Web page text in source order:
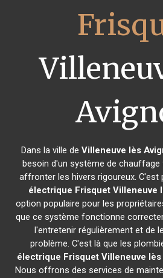
Dans la ville deVilleneuve lès
besoin d'un système de
affronter les hivers rigoureux. C'est
électrique Frisquet Villeneuve
option populaire pour les
que ce système fonctionne
l'entretenir régulièrement et de
problème. C'est là que les
électrique Frisquet Villeneuve lès
Nous offrons des services de